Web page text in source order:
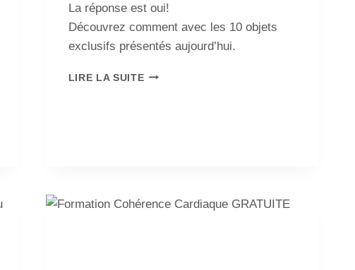
La réponse est oui!
Découvrez comment avec les 10 objets
exclusifs présentés aujourd’hui.
LIRE LA SUITE